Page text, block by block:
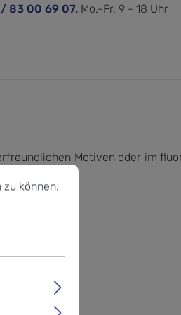
83 00 69 07. Mo.-Fr. 9 - 18 Uhr
Motiven oder im
Mehr Informationen ...
können.